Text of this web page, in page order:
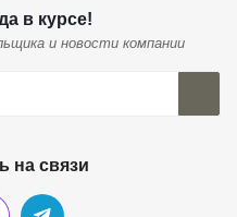
в курсе!
и новости компании
на связи